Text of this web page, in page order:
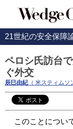
21世紀の安全保障
ペロシ氏訪台
ぐ外交
辰巳由紀（ 米スティムソ
このことについ